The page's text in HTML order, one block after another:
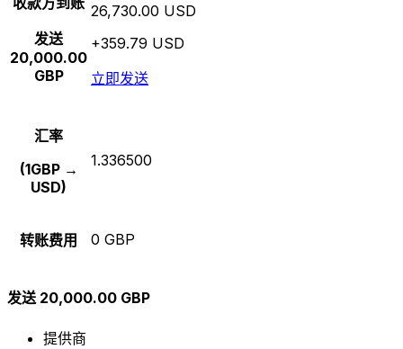
发送
20,000.00
GBP
26,730.00 USD
+359.79 USD
立即发送
汇率
(1GBP →
USD)
1.336500
转账费用 0 GBP
发送 20,000.00 GBP
提供商